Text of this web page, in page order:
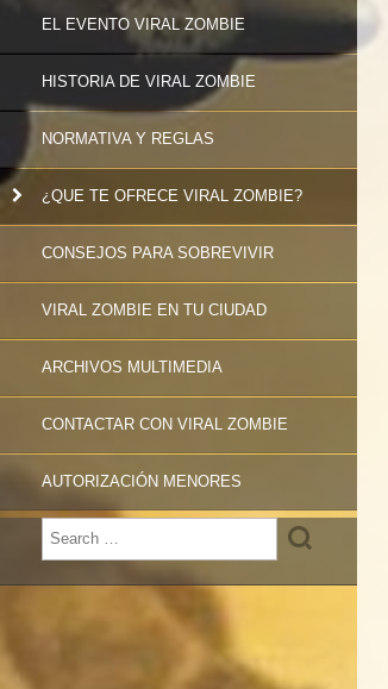
EL EVENTO VIRAL ZOMBIE
HISTORIA DE VIRAL ZOMBIE
NORMATIVA Y REGLAS
¿QUE TE OFRECE VIRAL ZOMBIE?
CONSEJOS PARA SOBREVIVIR
VIRAL ZOMBIE EN TU CIUDAD
ARCHIVOS MULTIMEDIA
CONTACTAR CON VIRAL ZOMBIE
AUTORIZACIÓN MENORES